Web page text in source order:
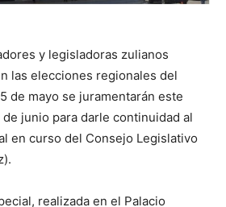
y legisladoras zulianos
las elecciones regionales del
de mayo se juramentarán este
de junio para darle continuidad al
en curso del Consejo Legislativo
realizada en el Palacio